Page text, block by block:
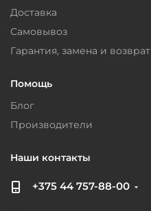
Доставка
Самовывоз
Гарантия, замена и возврат
Помощь
Блог
Производители
Наши контакты
+375 44 757-88-00